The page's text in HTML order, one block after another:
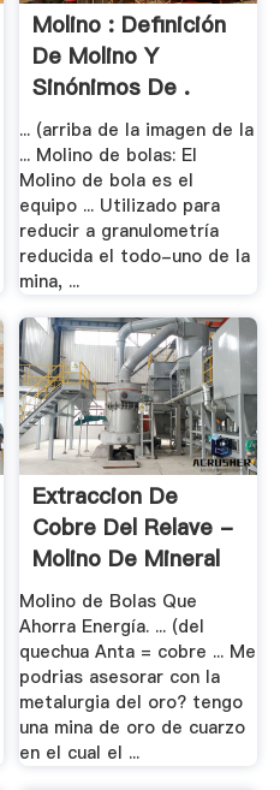
Molino : Definición
De Molino Y
Sinónimos De .
... (arriba de la imagen de la
... Molino de bolas: El
Molino de bola es el
equipo ... Utilizado para
reducir a granulometría
reducida el todo-uno de la
mina, ...
Extraccion De
Cobre Del Relave -
Molino De Mineral
...
Molino de Bolas Que
Ahorra Energía. ... (del
quechua Anta = cobre ... Me
podrias asesorar con la
metalurgia del oro? tengo
una mina de oro de cuarzo
en el cual el ...